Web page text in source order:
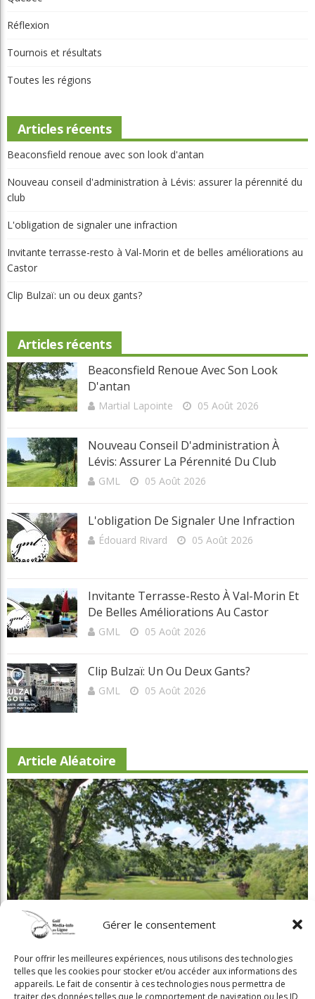
Gérer le consentement
Pour offrir les meilleures expériences, nous utilisons des technologies
telles que les cookies pour stocker et/ou accéder aux informations des
appareils. Le fait de consentir à ces technologies nous permettra de
traiter des données telles que le comportement de navigation ou les ID
Réflexion
Tournois et résultats
Toutes les régions
Articles récents
Beaconsfield renoue avec son look d'antan
Nouveau conseil d'administration à Lévis: assurer la pérennité du
club
L'obligation de signaler une infraction
Invitante terrasse-resto à Val-Morin et de belles améliorations au
Castor
Clip Bulzaï: un ou deux gants?
Articles récents
Beaconsfield Renoue Avec Son Look
D'antan
Martial Lapointe 05 Août 2026
Nouveau Conseil D'administration À
Lévis: Assurer La Pérennité Du Club
GML 05 Août 2026
L'obligation De Signaler Une Infraction
Édouard Rivard 05 Août 2026
Invitante Terrasse-Resto À Val-Morin Et
De Belles Améliorations Au Castor
GML 05 Août 2026
Clip Bulzaï: Un Ou Deux Gants?
GML 05 Août 2026
Article Aléatoire
Beaconsfield renoue avec son look d'antan